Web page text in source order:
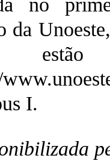
no
da
I.